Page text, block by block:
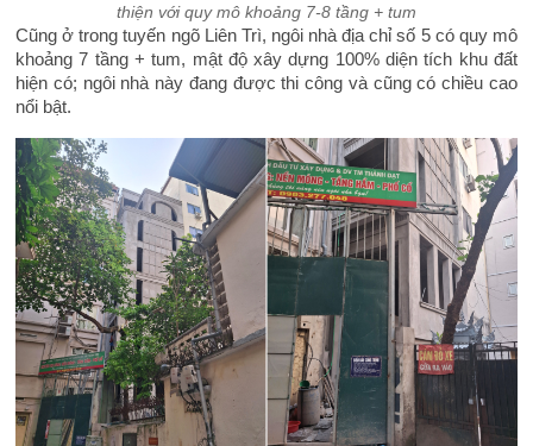
thiện với quy mô khoảng 7-8 tầng + tum
Cũng ở trong tuyến ngõ Liên Trì, ngôi nhà địa chỉ số 5 có quy mô
khoảng 7 tầng + tum, mật độ xây dựng 100% diện tích khu đất
hiện có; ngôi nhà này đang được thi công và cũng có chiều cao
nổi bật.